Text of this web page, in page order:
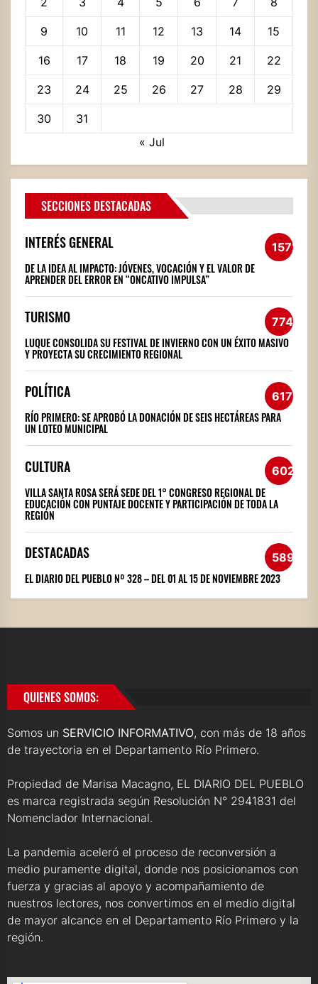
9 10 11 12 13 14 15
16 17 18 19 20 21 22
23 24 25 26 27 28 29
30
31
« Jul
SECCIONES DESTACADAS
INTERÉS GENERAL 1572
DE LA IDEA AL IMPACTO: JÓVENES, VOCACIÓN Y EL VALOR DE
APRENDER DEL ERROR EN “ONCATIVO IMPULSA”
TURISMO 774
LUQUE CONSOLIDA SU FESTIVAL DE INVIERNO CON UN ÉXITO MASIVO
Y PROYECTA SU CRECIMIENTO REGIONAL
POLÍTICA 617
RÍO PRIMERO: SE APROBÓ LA DONACIÓN DE SEIS HECTÁREAS PARA
UN LOTEO MUNICIPAL
CULTURA 602
VILLA SANTA ROSA SERÁ SEDE DEL 1° CONGRESO REGIONAL DE
EDUCACIÓN CON PUNTAJE DOCENTE Y PARTICIPACIÓN DE TODA LA
REGIÓN
DESTACADAS 589
EL DIARIO DEL PUEBLO Nº 328 – DEL 01 AL 15 DE NOVIEMBRE 2023
QUIENES SOMOS:
Somos un SERVICIO INFORMATIVO, con más de 18 años
de trayectoria en el Departamento Río Primero.
Propiedad de Marisa Macagno, EL DIARIO DEL PUEBLO
es marca registrada según Resolución N° 2941831 del
Nomenclador Internacional.
La pandemia aceleró el proceso de reconversión a
medio puramente digital, donde nos posicionamos con
fuerza y gracias al apoyo y acompañamiento de
nuestros lectores, nos convertimos en el medio digital
de mayor alcance en el Departamento Río Primero y la
región.